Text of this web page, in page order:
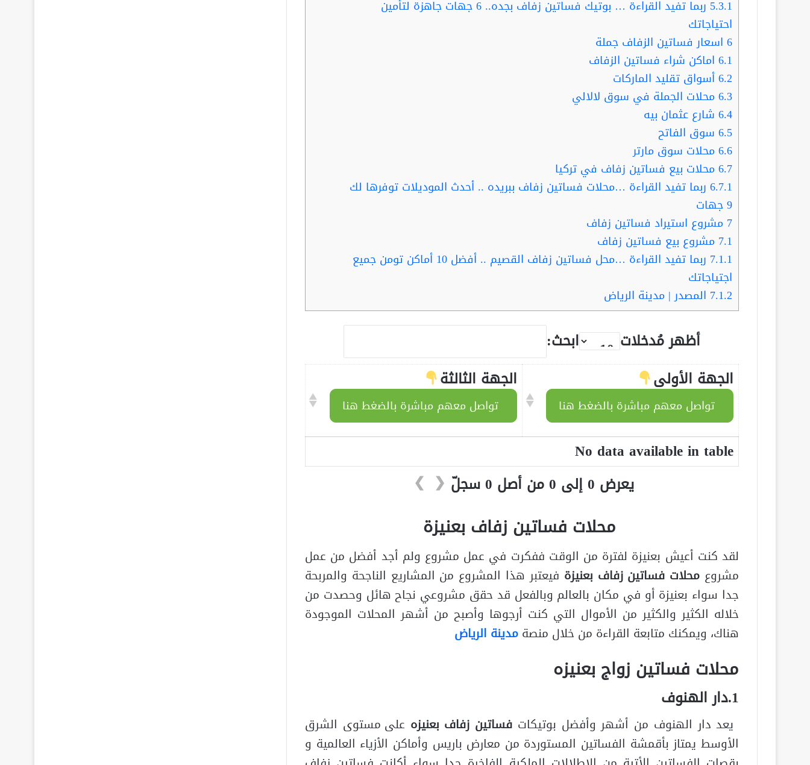
5.3.1
ربما تفيد القراءة … بوتيك فساتين زفاف بجده.. 6 جهات جاهزة لتأمين
احتياجاتك
6 اسعار فساتين الزفاف جملة
6.1 اماكن شراء فساتين الزفاف
6.2أسواق تقليد الماركات
6.3محلات الجملة في سوق لالالي
6.4 شارع عثمان بيه
6.5 سوق الفاتح
6.6محلات سوق مارتر
6.7محلات بيع فساتين زفاف في تركيا
6.7.1 ربما تفيد القراءة …محلات فساتين زفاف ببريده .. أحدث الموديلات توفرها لك
9 جهات
7 مشروع استيراد فساتين زفاف
7.1 مشروع بيع فساتين زفاف
7.1.1
ربما تفيد القراءة …محل فساتين زفاف القصيم .. أفضل 10 أماكن تومن جميع
اجتياجاتك
7.1.2 المصدر | مدينة الرياض
أظهر مُدخلات
ابحث:
الجهة الأولى
تواصل معهم مباشرة بالضغط هنا
الجهة الثالثة
تواصل معهم مباشرة بالضغط هنا
No data available in table
يعرض 0 إلى 0 من أصل 0 سجلّ
❮
❯
محلات فساتين زفاف بعنيزة
لقد كنت أعيش بعنيزة لفترة من الوقت ففكرت في عمل مشروع ولم أجد أفضل من عمل
مشروع محلات فساتين زفاف بعنيزة فيعتبر هذا المشروع من المشاريع الناجحة والمربحة
جدا سواء بعنيزة أو في مكان بالعالم وبالفعل قد حقق مشروعي نجاح هائل وحصدت من
خلاله الكثير والكثير من الأموال التي كنت أرجوها وأصبح من أشهر المحلات الموجودة
هناك، ويمكنك متابعة القراءة من خلال منصةمدينة الرياض
محلات فساتين زواج بعنيزه
1.دار الهنوف
يعد دار الهنوف من أشهر وأفضل بوتيكات فساتين زفاف بعنيزه على مستوى الشرق
الأوسط يمتاز بأقمشة الفساتين المستوردة من معارض باريس وأماكن الأزياء العالمية و